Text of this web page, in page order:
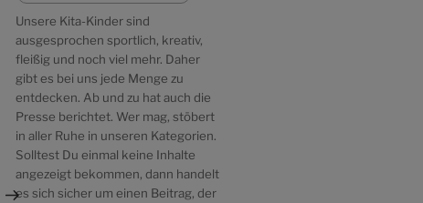
Nächster
Beitrag
Unsere Kita-Kinder sind
ausgesprochen sportlich, kreativ,
fleißig und noch viel mehr. Daher
gibt es bei uns jede Menge zu
entdecken. Ab und zu hat auch die
Presse berichtet. Wer mag, stöbert
in aller Ruhe in unseren Kategorien.
Solltest Du einmal keine Inhalte
angezeigt bekommen, dann handelt
es sich sicher um einen Beitrag, der